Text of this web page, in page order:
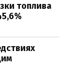
топлива